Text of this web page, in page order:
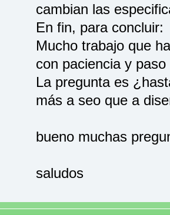
cambian las
En fin, para concluir:
Mucho trabajo que
con paciencia y
La pregunta es
más a seo que a
bueno muchas
saludos